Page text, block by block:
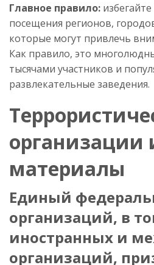
Главное правило:
посещения регионов,
которые могут привлечь
Как правило, это
тысячами участников и
развлекательные заведения.
организации
материалы
Единый
организаций, в
иностранных и
организаций,